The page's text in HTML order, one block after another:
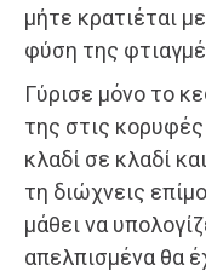
μήτε κρατιέται
φύση της
Γύρισε μόνο το
της στις
κλαδί σε κλαδί
τη διώχνεις
μάθει να
απελπισμένα θα